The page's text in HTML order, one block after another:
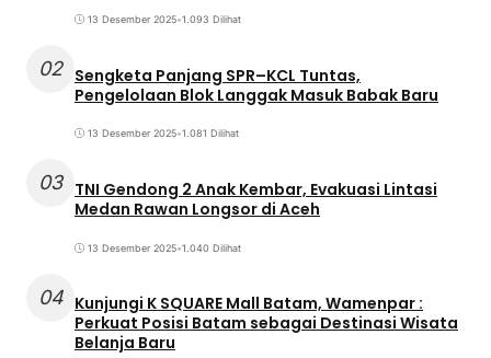
13 Desember 2025•1.093 Dilihat
02 Sengketa Panjang SPR–KCL Tuntas,
Pengelolaan Blok Langgak Masuk Babak Baru
13 Desember 2025•1.081 Dilihat
03 TNI Gendong 2 Anak Kembar, Evakuasi Lintasi
Medan Rawan Longsor di Aceh
13 Desember 2025•1.040 Dilihat
04 Kunjungi K SQUARE Mall Batam, Wamenpar :
Perkuat Posisi Batam sebagai Destinasi Wisata
Belanja Baru